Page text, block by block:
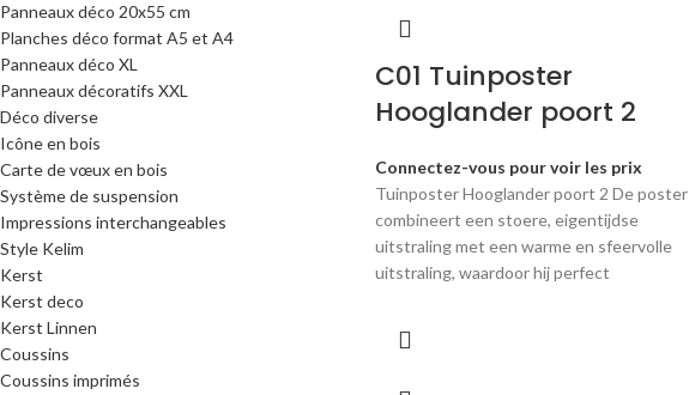
Panneaux déco 20x55 cm
Planches déco format A5 et A4
Panneaux déco XL
Panneaux décoratifs XXL
Déco diverse
Icône en bois
Carte de vœux en bois
Système de suspension
Impressions interchangeables
Style Kelim
Kerst
Kerst deco
Kerst Linnen
Coussins
Coussins imprimés
C01 Tuinposter
Hooglander poort 2
Connectez-vous pour voir les prix
Tuinposter Hooglander poort 2 De poster
combineert een stoere, eigentijdse
uitstraling met een warme en sfeervolle
uitstraling, waardoor hij perfect